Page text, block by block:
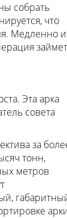
собрать
что
Медленно и
займет
Эта арка
совета
за
тонн,
метров